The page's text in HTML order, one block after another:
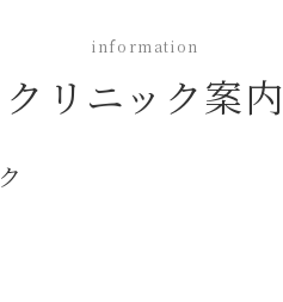
information
クリニック案内